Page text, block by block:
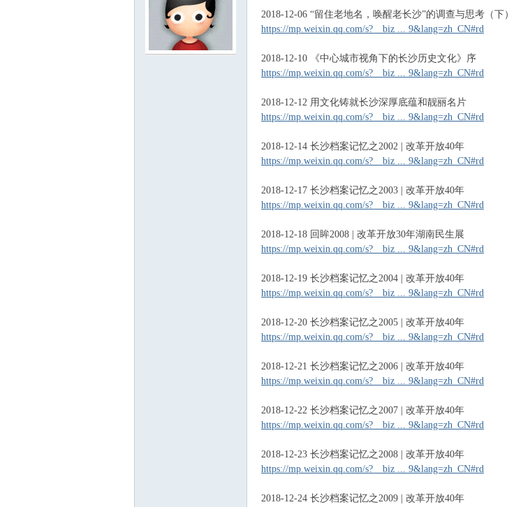
2018-12-06 “留住老地名，唤醒老长沙”的调查与思考（下）
https://mp.weixin.qq.com/s?__biz ... 9&lang=zh_CN#rd
2018-12-10 《中心城市视角下的长沙历史文化》序
https://mp.weixin.qq.com/s?__biz ... 9&lang=zh_CN#rd
2018-12-12 用文化铸就长沙深厚底蕴和靓丽名片
https://mp.weixin.qq.com/s?__biz ... 9&lang=zh_CN#rd
2018-12-14 长沙档案记忆之2002 | 改革开放40年
https://mp.weixin.qq.com/s?__biz ... 9&lang=zh_CN#rd
2018-12-17 长沙档案记忆之2003 | 改革开放40年
https://mp.weixin.qq.com/s?__biz ... 9&lang=zh_CN#rd
2018-12-18 回眸2008 | 改革开放30年湖南民生展
https://mp.weixin.qq.com/s?__biz ... 9&lang=zh_CN#rd
2018-12-19 长沙档案记忆之2004 | 改革开放40年
https://mp.weixin.qq.com/s?__biz ... 9&lang=zh_CN#rd
2018-12-20 长沙档案记忆之2005 | 改革开放40年
https://mp.weixin.qq.com/s?__biz ... 9&lang=zh_CN#rd
2018-12-21 长沙档案记忆之2006 | 改革开放40年
https://mp.weixin.qq.com/s?__biz ... 9&lang=zh_CN#rd
2018-12-22 长沙档案记忆之2007 | 改革开放40年
https://mp.weixin.qq.com/s?__biz ... 9&lang=zh_CN#rd
2018-12-23 长沙档案记忆之2008 | 改革开放40年
https://mp.weixin.qq.com/s?__biz ... 9&lang=zh_CN#rd
2018-12-24 长沙档案记忆之2009 | 改革开放40年